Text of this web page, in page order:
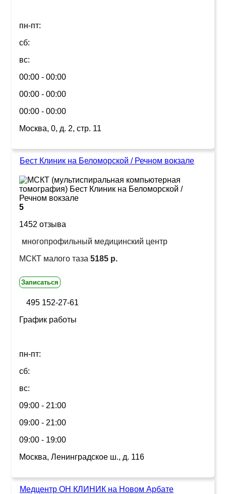
пн-пт:
сб:
вс:
00:00 - 00:00
00:00 - 00:00
00:00 - 00:00
Москва, 0, д. 2, стр. 11
Бест Клиник на Беломорской / Речном вокзале
5
1452 отзыва
многопрофильный медицинский центр
МСКТ малого таза 5185 р.
Записаться
495 152-27-61
График работы
пн-пт:
сб:
вс:
09:00 - 21:00
09:00 - 21:00
09:00 - 19:00
Москва, Ленинградское ш., д. 116
Медцентр ОН КЛИНИК на Новом Арбате